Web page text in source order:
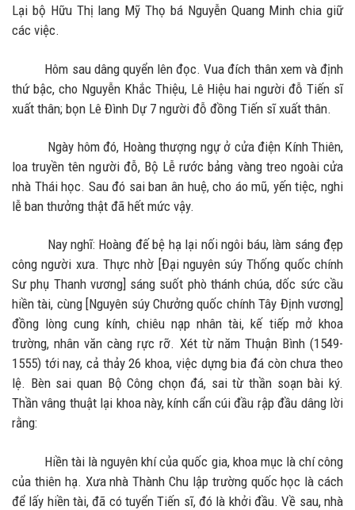
Lại bộ Hữu Thị lang Mỹ Thọ bá Nguyễn Quang Minh chia giữ
các việc.
Hôm sau dâng quyển lên đọc. Vua đích thân xem và định
thứ bậc, cho Nguyễn Khắc Thiệu, Lê Hiệu hai người đỗ Tiến sĩ
xuất thân; bọn Lê Đình Dự 7 người đỗ đồng Tiến sĩ xuất thân.
Ngày hôm đó, Hoàng thượng ngự ở cửa điện Kính Thiên,
loa truyền tên người đỗ, Bộ Lễ rước bảng vàng treo ngoài cửa
nhà Thái học. Sau đó sai ban ân huệ, cho áo mũ, yến tiệc, nghi
lễ ban thưởng thật đã hết mức vậy.
Nay nghĩ: Hoàng đế bệ hạ lại nối ngôi báu, làm sáng đẹp
công người xưa. Thực nhờ [Đại nguyên súy Thống quốc chính
Sư phụ Thanh vương] sáng suốt phò thánh chúa, dốc sức cầu
hiền tài, cùng [Nguyên súy Chưởng quốc chính Tây Định vương]
đồng lòng cung kính, chiêu nạp nhân tài, kế tiếp mở khoa
trường, nhân văn càng rực rỡ. Xét từ năm Thuận Bình (1549-
1555) tới nay, cả thảy 26 khoa, việc dựng bia đá còn chưa theo
lệ. Bèn sai quan Bộ Công chọn đá, sai từ thần soạn bài ký.
Thần vâng thuật lại khoa này, kính cẩn cúi đầu rập đầu dâng lời
rằng:
Hiền tài là nguyên khí của quốc gia, khoa mục là chí công
của thiên hạ. Xưa nhà Thành Chu lập trường quốc học là cách
để lấy hiền tài, đã có tuyển Tiến sĩ, đó là khởi đầu. Về sau, nhà